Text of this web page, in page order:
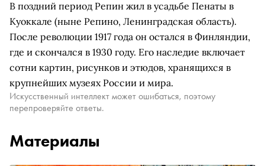
В поздний период Репин жил в усадьбе Пенаты в
Куоккале (ныне Репино, Ленинградская область).
После революции 1917 года он остался в Финляндии,
где и скончался в 1930 году. Его наследие включает
сотни картин, рисунков и этюдов, хранящихся в
крупнейших музеях России и мира.
Искусственный интеллект может ошибаться, поэтому
перепроверяйте ответы.
Материалы